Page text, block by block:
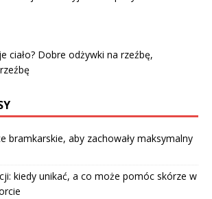
ciało? Dobre odżywki na rzeźbę,
bramkarskie, aby zachowały maksymalny
kiedy unikać, a co może pomóc skórze w